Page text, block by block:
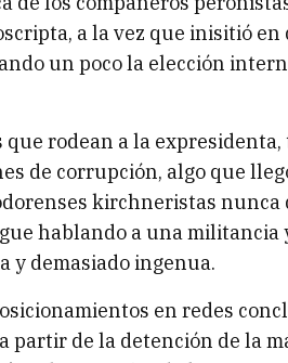
a la vez que inisitió en
un poco la elección
rodean a la expresidenta,
de corrupción, algo que
kirchneristas nunca
hablando a una militancia
y demasiado ingenua.
en redes
partir de la detención de la